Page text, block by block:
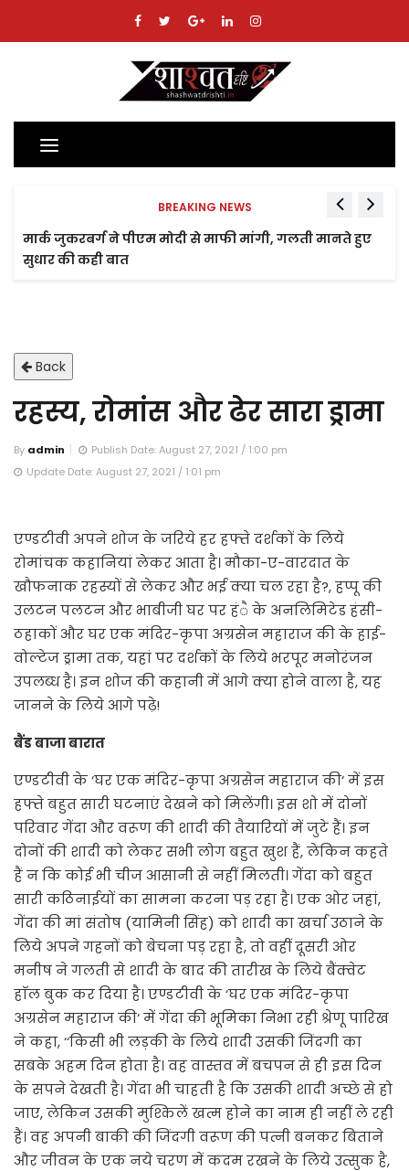
Toggle
navigation
BREAKING NEWS
मार्क जुकरबर्ग ने पीएम मोदी से माफी मांगी, गलती मानते हुए
सुधार की कही बात
Back
रहस्य, रोमांस और ढेर सारा ड्रामा
By admin
Publish Date: August 27, 2021 / 1:00 pm
Update Date: August 27, 2021 / 1:01 pm
एण्डटीवी अपने शोज के जरिये हर हफ्ते दर्शकों के लिये
रोमांचक कहानियां लेकर आता है। मौका-ए-वारदात के
खौफनाक रहस्यों से लेकर और भई क्या चल रहा है?, हप्पू की
उलटन पलटन और भाबीजी घर पर हंै के अनलिमिटेड हंसी-
ठहाकों और घर एक मंदिर-कृपा अग्रसेन महाराज की के हाई-
वोल्टेज ड्रामा तक, यहां पर दर्शकों के लिये भरपूर मनोरंजन
उपलब्ध है। इन शोज की कहानी में आगे क्या होने वाला है, यह
जानने के लिये आगे पढ़े!
बैंड बाजा बारात
एण्डटीवी के ‘घर एक मंदिर-कृपा अग्रसेन महाराज की‘ में इस
हफ्ते बहुत सारी घटनाएं देखने को मिलेंगी। इस शो में दोनों
परिवार गेंदा और वरूण की शादी की तैयारियों में जुटे हैं। इन
दोनों की शादी को लेकर सभी लोग बहुत खुश हैं, लेकिन कहते
हैं न कि कोई भी चीज आसानी से नहीं मिलती। गेंदा को बहुत
सारी कठिनाईयों का सामना करना पड़ रहा है। एक ओर जहां,
गेंदा की मां संतोष (यामिनी सिंह) को शादी का खर्चा उठाने के
लिये अपने गहनों को बेचना पड़ रहा है, तो वहीं दूसरी ओर
मनीष ने गलती से शादी के बाद की तारीख के लिये बैंक्वेट
हाॅल बुक कर दिया है। एण्डटीवी के ‘घर एक मंदिर-कृपा
अग्रसेन महाराज की‘ में गेंदा की भूमिका निभा रही श्रेणू पारिख
ने कहा, ‘‘किसी भी लड़की के लिये शादी उसकी जिंदगी का
सबके अहम दिन होता है। वह वास्तव में बचपन से ही इस दिन
के सपने देखती है। गेंदा भी चाहती है कि उसकी शादी अच्छे से हो
जाए, लेकिन उसकी मुश्किलें खत्म होने का नाम ही नहीं ले रही
हैं। वह अपनी बाकी की जिंदगी वरूण की पत्नी बनकर बिताने
और जीवन के एक नये चरण में कदम रखने के लिये उत्सुक है,